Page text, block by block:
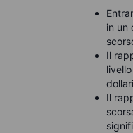
in un
Il
Il